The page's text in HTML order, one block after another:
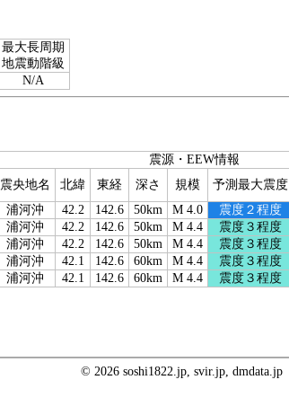
最大長周期
地震動階級
N/A
震源・EEW情報
震央地名 北緯 東経 深さ 規模 予測最大震度
浦河沖 42.2 142.6 50km M 4.0 震度２程度
浦河沖 42.2 142.6 50km M 4.4 震度３程度
浦河沖 42.2 142.6 50km M 4.4 震度３程度
浦河沖 42.1 142.6 60km M 4.4 震度３程度
浦河沖 42.1 142.6 60km M 4.4 震度３程度
© 2026 soshi1822.jp, svir.jp, dmdata.jp